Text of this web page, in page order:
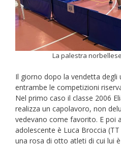
La palestra
Il giorno dopo la vendetta degli
entrambe le competizioni
Nel primo caso il classe 2006
realizza un capolavoro, non
vedevano come favorito. E poi
adolescente è Luca Broccia
una rosa di otto atleti di cui lui è